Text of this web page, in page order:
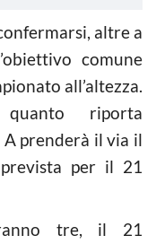
altre a
comune
all’altezza.
riporta
prenderà il via il
per il 21
tre, il 21